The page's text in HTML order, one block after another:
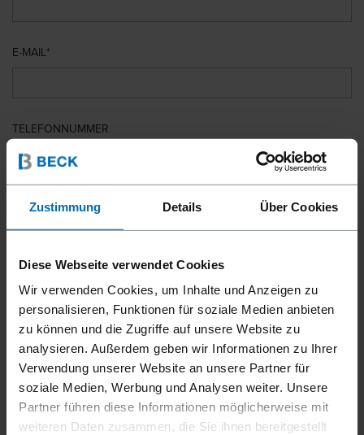
Zustimmung Details Über Cookies
Diese Webseite verwendet Cookies
Wir verwenden Cookies, um Inhalte und Anzeigen zu
personalisieren, Funktionen für soziale Medien anbieten
zu können und die Zugriffe auf unsere Website zu
analysieren. Außerdem geben wir Informationen zu Ihrer
Verwendung unserer Website an unsere Partner für
soziale Medien, Werbung und Analysen weiter. Unsere
Partner führen diese Informationen möglicherweise mit
weiteren Daten zusammen, die Sie ihnen bereitgestellt
E-MAIL
TELEFONNUMMER
LAND
PLZ
IHRE NACHRICHT